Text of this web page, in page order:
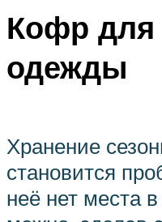
Кофр для
одежды
Хранение
становится
неё нет места